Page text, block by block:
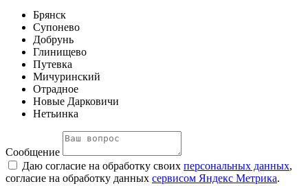
Брянск
Супонево
Добрунь
Глинищево
Путевка
Мичуринский
Отрадное
Новые Дарковичи
Нетьинка
Сообщение
Даю согласие на обработку своих персональных данных,
согласие на обработку данных сервисом Яндекс Метрика.